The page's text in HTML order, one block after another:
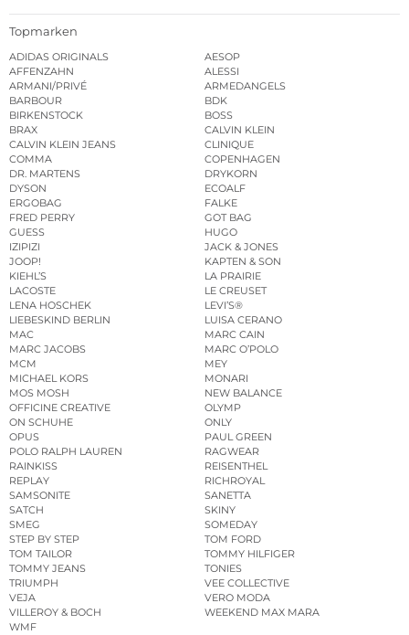
Topmarken
ADIDAS ORIGINALS
AESOP
AFFENZAHN
ALESSI
ARMANI/PRIVÉ
ARMEDANGELS
BARBOUR
BDK
BIRKENSTOCK
BOSS
BRAX
CALVIN KLEIN
CALVIN KLEIN JEANS
CLINIQUE
COMMA
COPENHAGEN
DR. MARTENS
DRYKORN
DYSON
ECOALF
ERGOBAG
FALKE
FRED PERRY
GOT BAG
GUESS
HUGO
IZIPIZI
JACK & JONES
JOOP!
KAPTEN & SON
KIEHL’S
LA PRAIRIE
LACOSTE
LE CREUSET
LENA HOSCHEK
LEVI’S®
LIEBESKIND BERLIN
LUISA CERANO
MAC
MARC CAIN
MARC JACOBS
MARC O’POLO
MCM
MEY
MICHAEL KORS
MONARI
MOS MOSH
NEW BALANCE
OFFICINE CREATIVE
OLYMP
ON SCHUHE
ONLY
OPUS
PAUL GREEN
POLO RALPH LAUREN
RAGWEAR
RAINKISS
REISENTHEL
REPLAY
RICHROYAL
SAMSONITE
SANETTA
SATCH
SKINY
SMEG
SOMEDAY
STEP BY STEP
TOM FORD
TOM TAILOR
TOMMY HILFIGER
TOMMY JEANS
TONIES
TRIUMPH
VEE COLLECTIVE
VEJA
VERO MODA
VILLEROY & BOCH
WEEKEND MAX MARA
WMF